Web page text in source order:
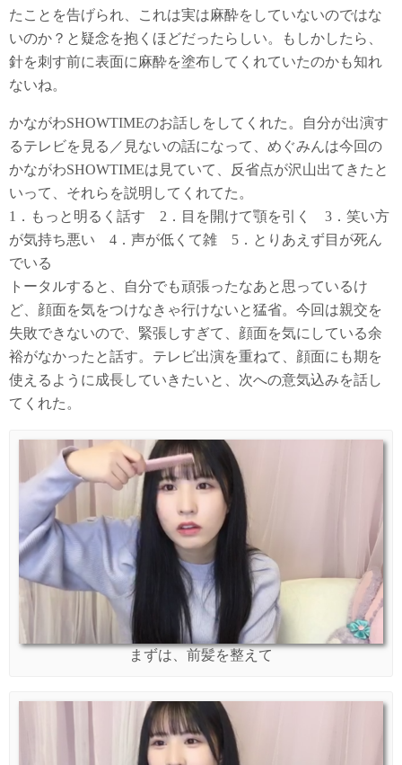
たことを告げられ、これは実は麻酔をしていないのではな
いのか？と疑念を抱くほどだったらしい。もしかしたら、
針を刺す前に表面に麻酔を塗布してくれていたのかも知れ
ないね。
かながわSHOWTIMEのお話しをしてくれた。自分が出演す
るテレビを見る／見ないの話になって、めぐみんは今回の
かながわSHOWTIMEは見ていて、反省点が沢山出てきたと
いって、それらを説明してくれてた。
1．もっと明るく話す 2．目を開けて顎を引く 3．笑い方
が気持ち悪い 4．声が低くて雑 5．とりあえず目が死ん
でいる
トータルすると、自分でも頑張ったなあと思っているけ
ど、顔面を気をつけなきゃ行けないと猛省。今回は親交を
失敗できないので、緊張しすぎて、顔面を気にしている余
裕がなかったと話す。テレビ出演を重ねて、顔面にも期を
使えるように成長していきたいと、次への意気込みを話し
てくれた。
まずは、前髪を整えて